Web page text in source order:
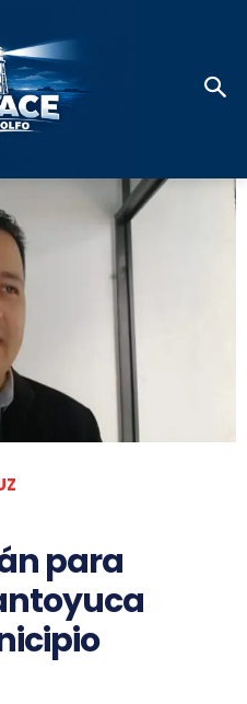
para